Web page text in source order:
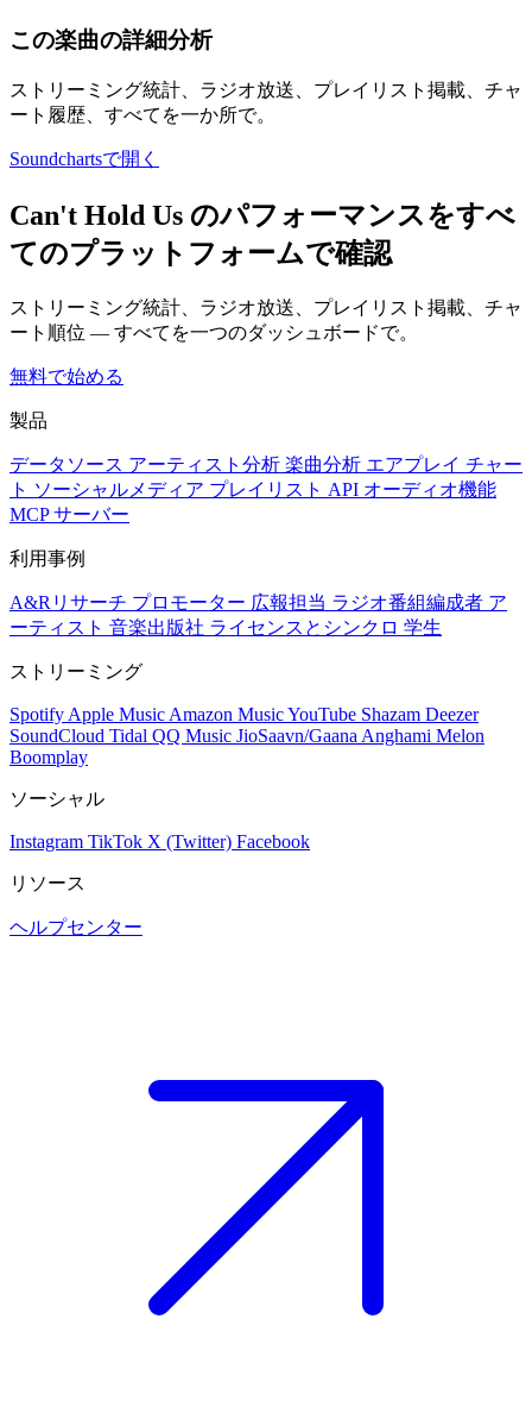
この楽曲の詳細分析
ストリーミング統計、ラジオ放送、プレイリスト掲載、チャ
ート履歴、すべてを一か所で。
Soundchartsで開く
Can't Hold Us のパフォーマンスをすべ
てのプラットフォームで確認
ストリーミング統計、ラジオ放送、プレイリスト掲載、チャ
ート順位 — すべてを一つのダッシュボードで。
無料で始める
製品
データソース アーティスト分析 楽曲分析 エアプレイ チャー
ト ソーシャルメディア プレイリスト API オーディオ機能
MCP サーバー
利用事例
A&Rリサーチ プロモーター 広報担当 ラジオ番組編成者 ア
ーティスト 音楽出版社 ライセンスとシンクロ 学生
ストリーミング
Spotify Apple Music Amazon MusicYouTube Shazam Deezer
SoundCloud Tidal QQ Music JioSaavn/Gaana Anghami Melon
Boomplay
ソーシャル
Instagram TikTok X (Twitter) Facebook
リソース
ヘルプセンター